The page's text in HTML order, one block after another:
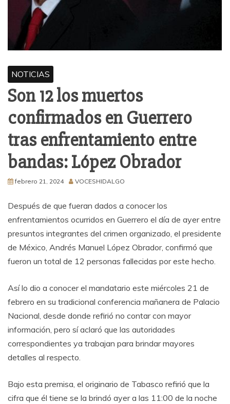
NOTICIAS
Son 12 los muertos
confirmados en Guerrero
tras enfrentamiento entre
bandas: López Obrador
febrero 21, 2024 VOCESHIDALGO
Después de que fueran dados a conocer los
enfrentamientos ocurridos en Guerrero el día de ayer entre
presuntos integrantes del crimen organizado, el presidente
de México, Andrés Manuel López Obrador, confirmó que
fueron un total de 12 personas fallecidas por este hecho.
Así lo dio a conocer el mandatario este miércoles 21 de
febrero en su tradicional conferencia mañanera de Palacio
Nacional, desde donde refirió no contar con mayor
información, pero sí aclaró que las autoridades
correspondientes ya trabajan para brindar mayores
detalles al respecto.
Bajo esta premisa, el originario de Tabasco refirió que la
cifra que él tiene se la brindó ayer a las 11:00 de la noche